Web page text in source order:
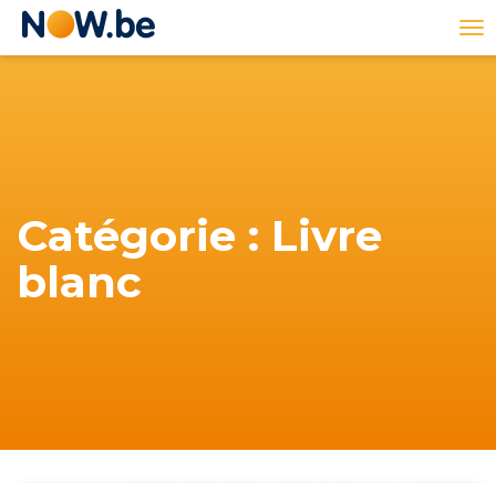
Lien
Catégorie : Livre
blanc